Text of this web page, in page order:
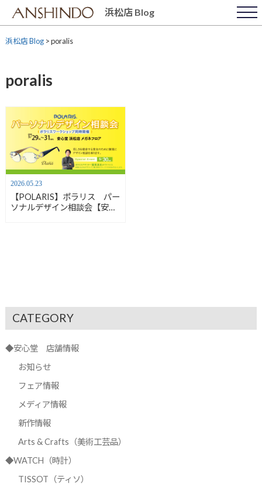
content
浜松店 Blog
浜松店 Blog>poralis
poralis
2026.05.23
【POLARIS】ポラリス パー
ソナルデザイン相談会【安心
CATEGORY
◆安心堂 店舗情報
お知らせ
フェア情報
メディア情報
新作情報
Arts & Crafts（美術工芸品）
◆WATCH（時計）
TISSOT（ティソ）